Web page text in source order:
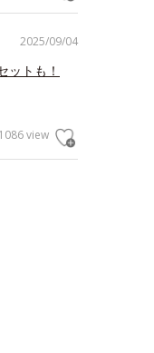
2025/09/04
ットも！
view